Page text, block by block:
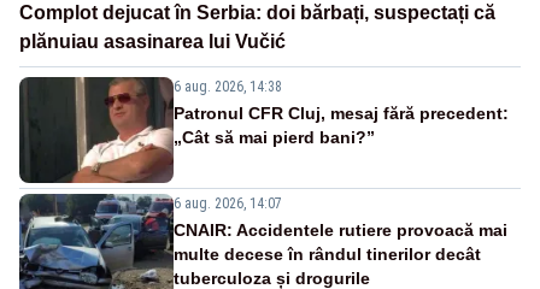
Complot dejucat în Serbia: doi bărbați, suspectați că
plănuiau asasinarea lui Vučić
6 aug. 2026, 14:38
Patronul CFR Cluj, mesaj fără precedent:
„Cât să mai pierd bani?”
6 aug. 2026, 14:07
CNAIR: Accidentele rutiere provoacă mai
multe decese în rândul tinerilor decât
tuberculoza și drogurile